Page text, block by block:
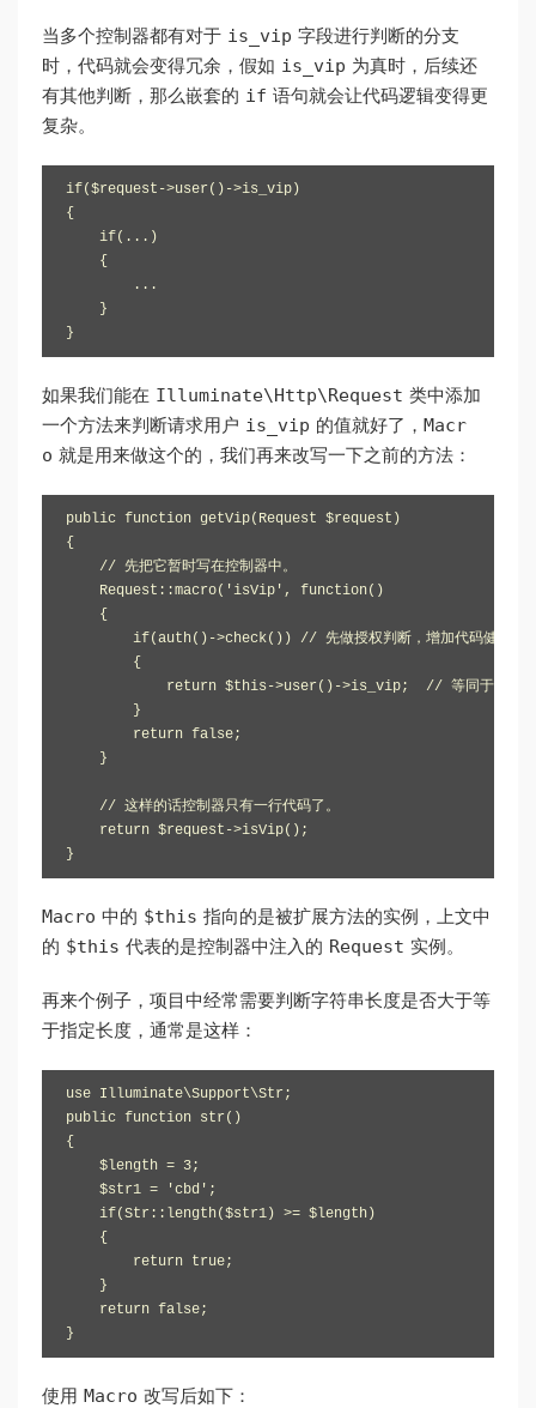
当多个控制器都有对于 is_vip 字段进行判断的分支
时，代码就会变得冗余，假如 is_vip 为真时，后续还
有其他判断，那么嵌套的 if 语句就会让代码逻辑变得更
复杂。
if($request->user()->is_vip)
{
    if(...)
    {
        ...
    }
}
如果我们能在 Illuminate\Http\Request 类中添加
一个方法来判断请求用户 is_vip 的值就好了， Macr
o 就是用来做这个的，我们再来改写一下之前的方法：
public function getVip(Request $request)
{
    // 先把它暂时写在控制器中。
    Request::macro('isVip', function()
    {
        if(auth()->check()) // 先做授权判断，增加代码健壮性
        {
return $this->user()->is_vip;  // 等同于
        }
        return false;
    }
    // 这样的话控制器只有一行代码了。
    return $request->isVip();
}
Macro 中的 $this 指向的是被扩展方法的实例，上文中
的 $this 代表的是控制器中注入的 Request 实例。
再来个例子，项目中经常需要判断字符串长度是否大于等
于指定长度，通常是这样：
use Illuminate\Support\Str;
public function str()
{
    $length = 3;
    $str1 = 'cbd';
    if(Str::length($str1) >= $length)
    {
        return true;
    }
    return false;
}
使用 Macro 改写后如下：